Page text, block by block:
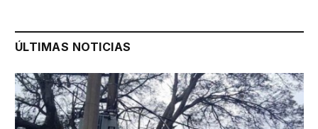
ÚLTIMAS NOTICIAS